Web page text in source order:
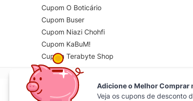
Cupom O Boticário
Cupom Buser
Cupom Niazi Chohfi
Cupom KaBuM!
Cupom Terabyte Shop
Adicione o Melhor Comprar
Veja os cupons de desconto